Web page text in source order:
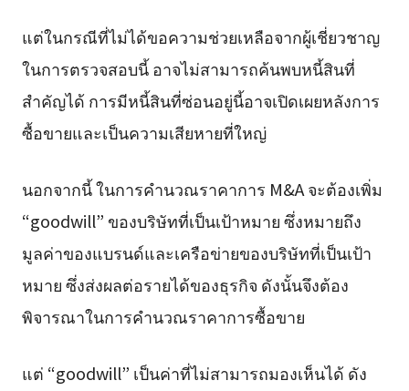
แต่ในกรณีที่ไม่ได้ขอความช่วยเหลือจากผู้เชี่ยวชาญ
ในการตรวจสอบนี้ อาจไม่สามารถค้นพบหนี้สินที่
สำคัญได้ การมีหนี้สินที่ซ่อนอยู่นี้อาจเปิดเผยหลังการ
ซื้อขายและเป็นความเสียหายที่ใหญ่
นอกจากนี้ ในการคำนวณราคาการ M&A จะต้องเพิ่ม
“goodwill” ของบริษัทที่เป็นเป้าหมาย ซึ่งหมายถึง
มูลค่าของแบรนด์และเครือข่ายของบริษัทที่เป็นเป้า
หมาย ซึ่งส่งผลต่อรายได้ของธุรกิจ ดังนั้นจึงต้อง
พิจารณาในการคำนวณราคาการซื้อขาย
แต่ “goodwill” เป็นค่าที่ไม่สามารถมองเห็นได้ ดัง